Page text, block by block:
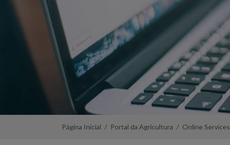
Página Inicial Portal da Agricultura Online Services